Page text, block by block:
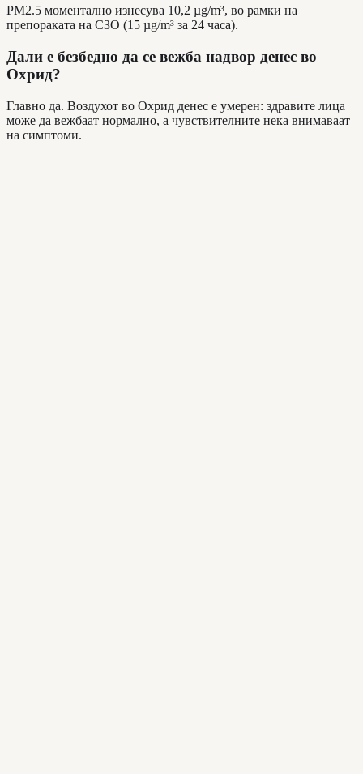
PM2.5 моментално изнесува 10,2 µg/m³, во рамки на
препораката на СЗО (15 µg/m³ за 24 часа).
Дали е безбедно да се вежба надвор денес во
Охрид?
Главно да. Воздухот во Охрид денес е умерен: здравите лица
може да вежбаат нормално, а чувствителните нека внимаваат
на симптоми.